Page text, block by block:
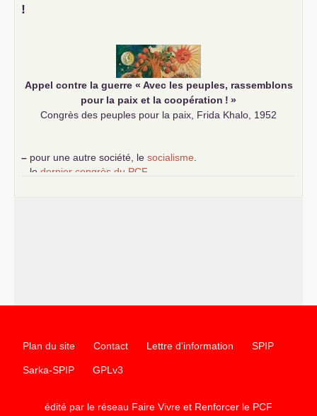
–!
Appel contre la guerre « Avec les peuples, rassemblons
pour la paix et la coopération ! »
Congrès des peuples pour la paix, Frida Khalo, 1952
– pour une autre société, le socialisme
le dernier congrès du PCF
Plan du site Contact Lettre d'information SPIP
Sarka-SPIP GPLv3
édité par le réseau Faire Vivre et Renforcer le PCF